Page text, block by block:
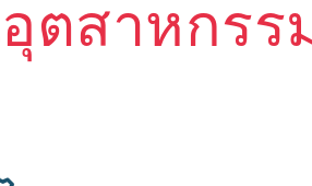
อุตสาหกร